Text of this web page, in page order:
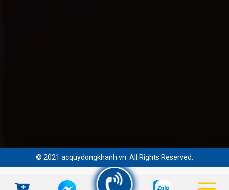
© 2021 acquydongkhanh.vn. All Rights Reserved.